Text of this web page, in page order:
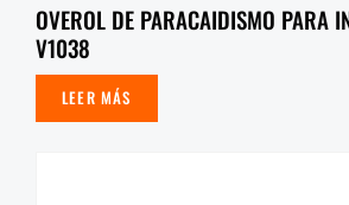
OVEROL DE PARACAIDISMO PARA
V1038
LEER MÁS